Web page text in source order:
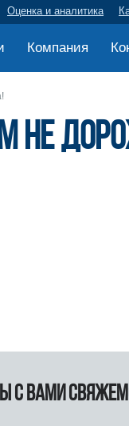
Оценка и аналитика
Компания
НЕ
с Вами